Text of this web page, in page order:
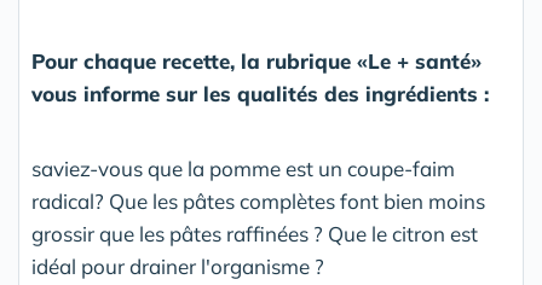
Pour chaque recette, la rubrique «Le + santé»
vous informe sur les qualités des ingrédients :
saviez-vous que la pomme est un coupe-faim
radical? Que les pâtes complètes font bien moins
grossir que les pâtes raffinées ? Que le citron est
idéal pour drainer l'organisme ?